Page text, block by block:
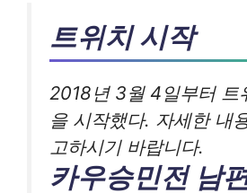
트위치 시작
2018년 3월 4일부터 트
을 시작했다. 자세한 내
고하시기 바랍니다.
카우승민전 남